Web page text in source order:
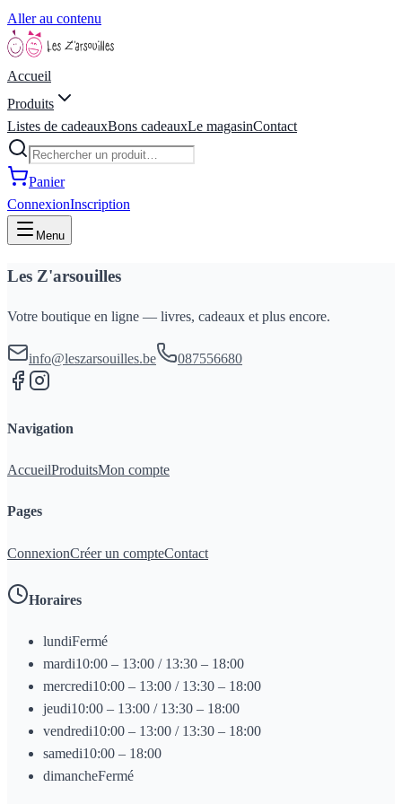
Aller au contenu
Accueil
Produits
Listes de cadeauxBons cadeauxLe magasinContact
Panier
ConnexionInscription
Menu
Les Z'arsouilles
Votre boutique en ligne — livres, cadeaux et plus encore.
info@leszarsouilles.be 087556680
Navigation
AccueilProduitsMon compte
Pages
ConnexionCréer un compteContact
Horaires
lundiFermé
mardi10:00 – 13:00 / 13:30 – 18:00
mercredi10:00 – 13:00 / 13:30 – 18:00
jeudi10:00 – 13:00 / 13:30 – 18:00
vendredi10:00 – 13:00 / 13:30 – 18:00
samedi10:00 – 18:00
dimancheFermé